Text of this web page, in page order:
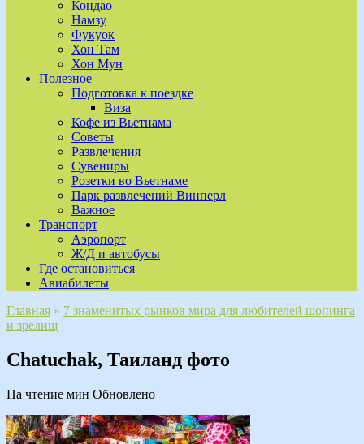
Кондао
Намзу
Фукуок
Хон Там
Хон Мун
Полезное
Подготовка к поездке
Виза
Кофе из Вьетнама
Советы
Развлечения
Сувениры
Розетки во Вьетнаме
Парк развлечений Винперл
Важное
Транспорт
Аэропорт
Ж/Д и автобусы
Где остановиться
Авиабилеты
Главная » 7 знаменитых рынков мира для любителей шопинга
и зрелищ
Chatuchak, Таиланд фото
На чтение мин Обновлено